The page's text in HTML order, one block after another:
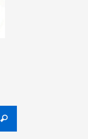
Recherche